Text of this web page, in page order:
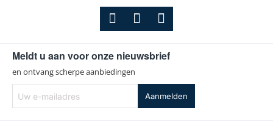
Meldt u aan voor onze nieuwsbrief
en ontvang scherpe aanbiedingen
e-
mailadres
Aanmelden